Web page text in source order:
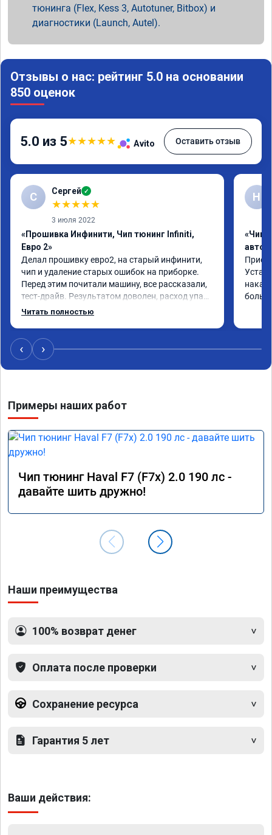
тюнинга (Flex, Kess 3, Autotuner, Bitbox) и
диагностики (Launch, Autel).
Отзывы о нас: рейтинг 5.0 на основании
850 оценок
5.0 из 5★★★★★ Avito Оставить отзыв
С Сергей ✓
★★★★★
3 июля 2022
«Прошивка Инфинити, Чип тюнинг Infiniti,
Евро 2»
Делал прошивку евро2, на старый инфинити,
чип и удаление старых ошибок на приборке.
Перед этим почитали машину, все рассказали,
тест-драйв. Результатом доволен, расход упал,
машина стала еще чуть бодрее)
Читать полностью
Н
«Чип
накат
‹ ›
Примеры наших работ
Чип тюнинг Haval F7 (F7x) 2.0 190 лс -
давайте шить дружно!
Наши преимущества
100% возврат денег
Оплата после проверки
Сохранение ресурса
Гарантия 5 лет
Ваши действия: